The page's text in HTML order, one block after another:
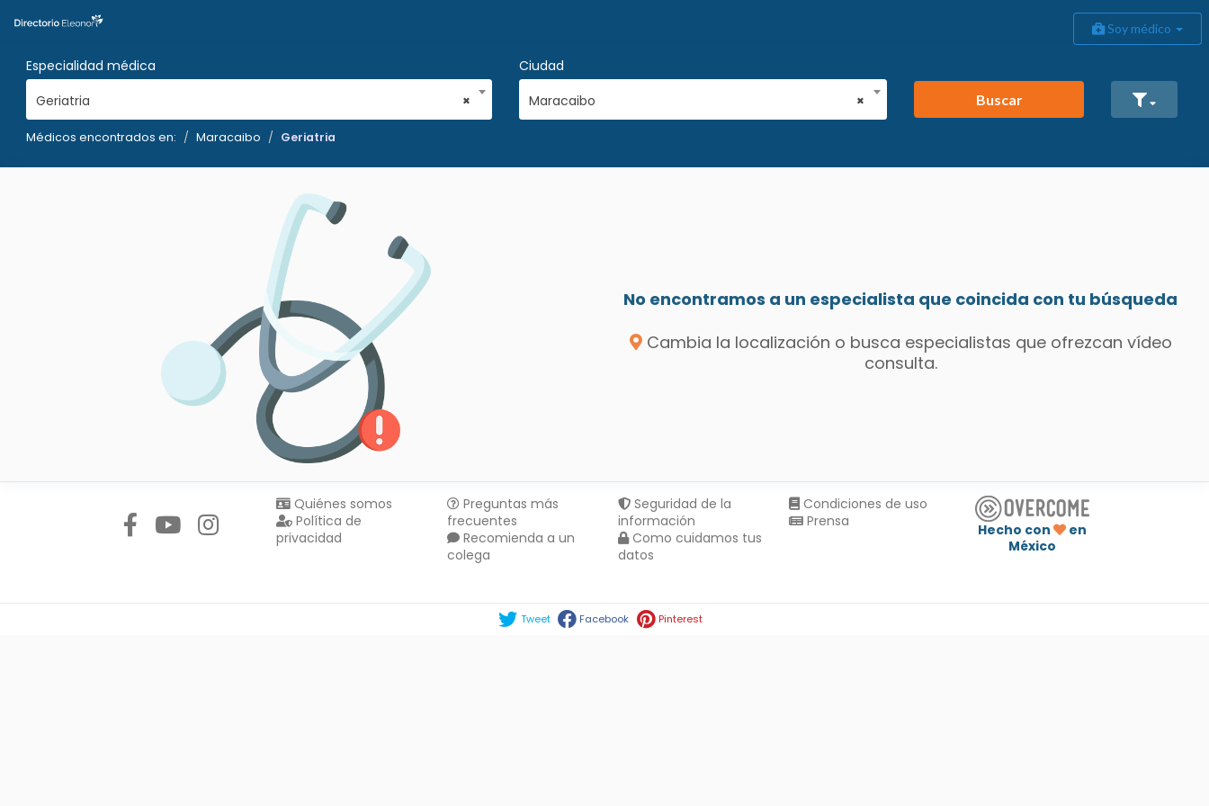
Soy médico
Especialidad médica
×
Geriatria
Ciudad
×
Maracaibo Buscar
Médicos encontrados en: Maracaibo Geriatria
No encontramos a un especialista que coincida con tu búsqueda
Cambia la localización o busca especialistas que ofrezcan vídeo
consulta.
Quiénes somos
Política de
privacidad
Preguntas más
frecuentes
Recomienda a un
colega
Seguridad de la
información
Como cuidamos tus
datos
Condiciones de uso
Prensa
Hecho con
en
México
Tweet Facebook Pinterest